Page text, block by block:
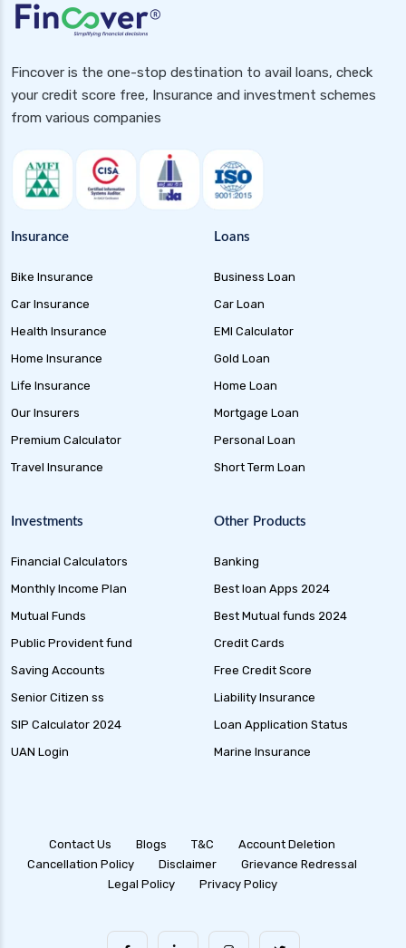
Fincover is the one-stop destination to avail loans, check
your credit score free, Insurance and investment schemes
from various companies
Insurance
Bike Insurance
Car Insurance
Health Insurance
Home Insurance
Life Insurance
Our Insurers
Premium Calculator
Travel Insurance
Loans
Business Loan
Car Loan
EMI Calculator
Gold Loan
Home Loan
Mortgage Loan
Personal Loan
Short Term Loan
Investments
Financial Calculators
Monthly Income Plan
Mutual Funds
Public Provident fund
Saving Accounts
Senior Citizen ss
SIP Calculator 2024
UAN Login
Other Products
Banking
Best loan Apps 2024
Best Mutual funds 2024
Credit Cards
Free Credit Score
Liability Insurance
Loan Application Status
Marine Insurance
Contact Us Blogs T&C
Account Deletion
Cancellation Policy
Disclaimer
Grievance Redressal
Legal Policy
Privacy Policy